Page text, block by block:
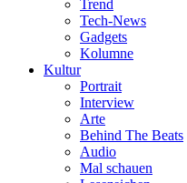
Trend
Tech-News
Gadgets
Kolumne
Kultur
Portrait
Interview
Arte
Behind The Beats
Audio
Mal schauen